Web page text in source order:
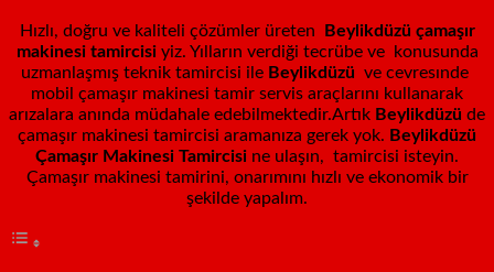
Hızlı, doğru ve kaliteli çözümler üreten Beylikdüzü çamaşır
makinesi tamircisi yiz. Yılların verdiği tecrübe ve konusunda
uzmanlaşmış teknik tamircisi ile Beylikdüzü ve cevresınde
mobil çamaşır makinesi tamir servis araçlarını kullanarak
arızalara anında müdahale edebilmektedir.Artık Beylikdüzü de
çamaşır makinesi tamircisi aramanıza gerek yok. Beylikdüzü
Çamaşır Makinesi Tamircisi ne ulaşın, tamircisi isteyin.
Çamaşır makinesi tamirini, onarımını hızlı ve ekonomik bir
şekilde yapalım.